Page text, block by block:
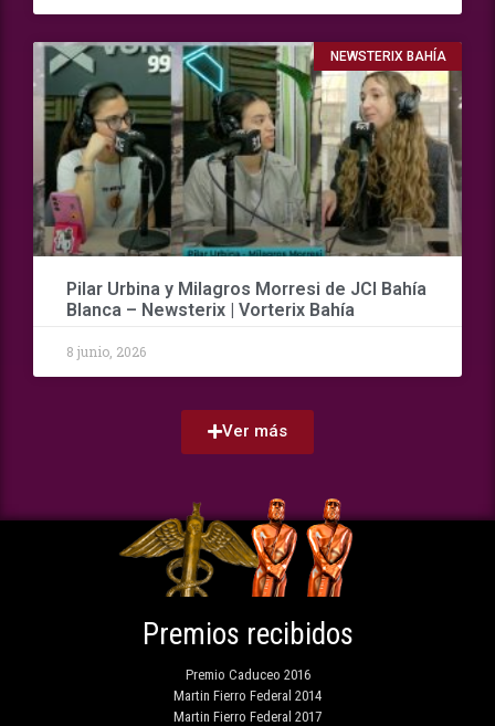
NEWSTERIX BAHÍA
Pilar Urbina y Milagros Morresi de JCI Bahía
Blanca – Newsterix | Vorterix Bahía
8 junio, 2026
Ver más
Premios recibidos
Premio Caduceo 2016
Martin Fierro Federal 2014
Martin Fierro Federal 2017